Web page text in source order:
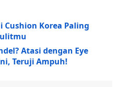
Cushion Korea Paling
Atasi dengan Eye
Teruji Ampuh!